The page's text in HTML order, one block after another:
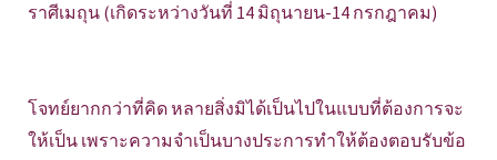
ราศีเมถุน (เกิดระหว่างวันที่ 14 มิถุนายน-14 กรกฎาคม)
โจทย์ยากกว่าที่คิด หลายสิ่งมิได้เป็นไปในแบบที่ต้องการจะ
ให้เป็น เพราะความจำเป็นบางประการทำให้ต้องตอบรับข้อ